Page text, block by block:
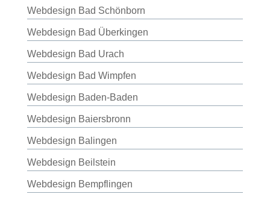
Webdesign Bad Schönborn
Webdesign Bad Überkingen
Webdesign Bad Urach
Webdesign Bad Wimpfen
Webdesign Baden-Baden
Webdesign Baiersbronn
Webdesign Balingen
Webdesign Beilstein
Webdesign Bempflingen